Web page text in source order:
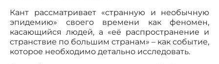
Кант рассматривает «странную и необычную
эпидемию» своего времени как феномен,
касающийся людей, а «её распространение и
странствие по большим странам» – как событие,
которое необходимо детально исследовать.